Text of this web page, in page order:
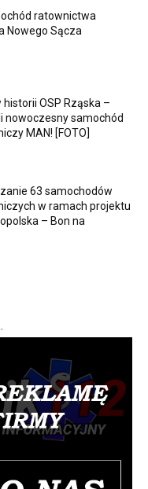
ratownictwa
Nowego Sącza
historii OSP Rząska –
nowoczesny samochód
MAN! [FOTO]
63 samochodów
w ramach projektu
– Bon na